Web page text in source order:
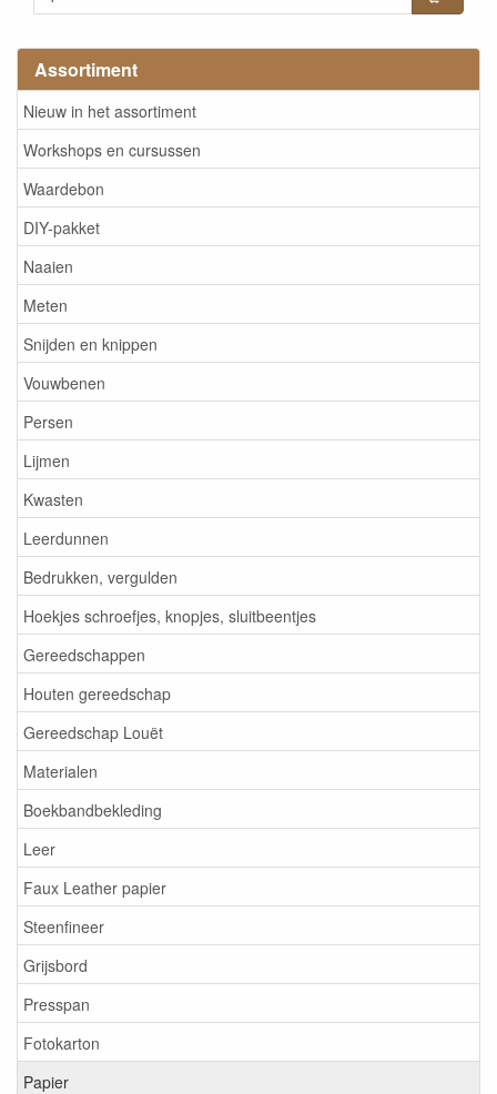
Assortiment
Nieuw in het assortiment
Workshops en cursussen
Waardebon
DIY-pakket
Naaien
Meten
Snijden en knippen
Vouwbenen
Persen
Lijmen
Kwasten
Leerdunnen
Bedrukken, vergulden
Hoekjes schroefjes, knopjes, sluitbeentjes
Gereedschappen
Houten gereedschap
Gereedschap Louët
Materialen
Boekbandbekleding
Leer
Faux Leather papier
Steenfineer
Grijsbord
Presspan
Fotokarton
Papier